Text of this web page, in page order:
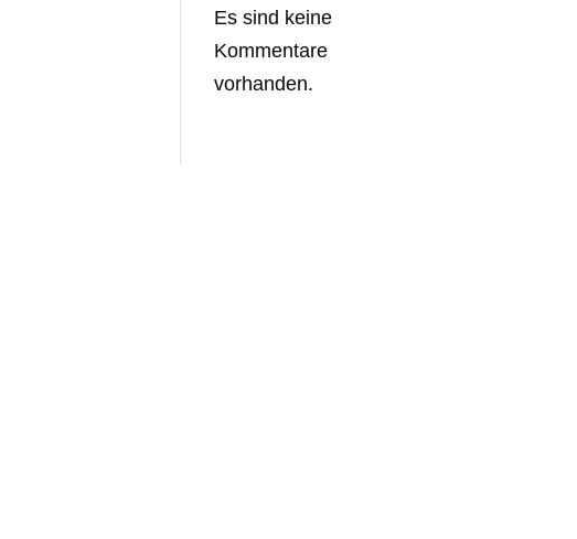
Es sind keine
Kommentare
vorhanden.